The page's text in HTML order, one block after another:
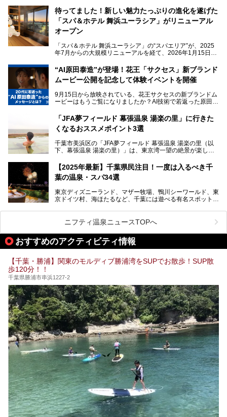
「サウナでしっかりととのいたい」「海が見える絶景で非日
常を味わいたい」「子連れでも気兼ねなく1日過ごした
い」。
そんな多様なニーズに応える施設が揃っているため、その日
の目的に合った施設がきっと見つかるはずです。
さらに最近では、24時間営業で深夜まで滞在できる施設
や、テレワーク・コワーキングスペースを備えた仕事もでき
るスパも増えており、ただの入浴施設にとどまらない進化を
本記事では、人気スーパー銭湯から絶景施設、コワーキング
スペースや休憩スペースが充実した施設、子連れファミリー
向けの施設など、目的に合わせたおすすめの施設を紹介しま
す。
ださい。
待ってました！新しい魅力たっぷりの進化を遂げた
「スパ＆ホテル 舞浜ユーラシア」がリニューアル
オープン
「スパ＆ホテル 舞浜ユーラシア」の“スパエリア”が、2025
年7月からの大規模リニューアルを経て、2026年1月15日
新設エリアや生まれ変わった浴場・サウナの魅力を、人気キ
ャラクター「ユーラシわん」と一緒にご紹介します。必見の
───
提供元：SPA＆HOTEL舞浜ユーラシア【PR】
です。
“AI原田泰造”が登場！花王「サクセス」新ブランド
ムービー公開を記念して体験イベントを開催
9月15日から放映されている、花王サクセスの新ブランドム
ービーはもうご覧になりましたか？AI技術で若返った原田泰
伝えるムービーです。公開を記念して、スパメッツァおおた
か竜泉寺の湯にて体験イベントを開催。花王サクセスの製品
が無料で試せるチャンスです！
提供元：花王株式会社【PR】
この記事は花王株式会社商品のPRレポート記事です。
「JFA夢フィールド 幕張温泉 湯楽の里」に行きた
くなるおススメポイント3選
千葉市美浜区の「JFA夢フィールド 幕張温泉 湯楽の里（以
下、幕張温泉 湯楽の里）」は、東京湾一望の絶景が楽しめ
設備も天然温泉の露天風呂、サウナ、岩盤浴のほか、高濃度
炭酸泉、海の見えるお休み処や食事処、展望抜群の屋上ま
で、年代を問わずたっぷり楽しめます。
今回は人気のこの施設の中でも、特におススメしたい3つの
ポイントについて厳選してお届けします。読めばきっと、行
【2025年最新】千葉県民注目！一度は入るべき千
葉の温泉・スパ34選
東京ディズニーランド、マザー牧場、鴨川シーワールド、東
京ドイツ村、海ほたるなど、千葉には遊べる有名スポットが
県で生まれ、千葉県で育ち、つい最近まで千葉在住だった私
がお勧めする、一度は入るべき千葉の温泉・スパ34選をま
とめました。
ニフティ温泉ニュースTOPへ
おすすめのアクティビティ情報
【千葉・勝浦】関東のモルディブ勝浦湾をSUPでお散歩！SUP散
歩120分！！
千葉県勝浦市串浜1227-2